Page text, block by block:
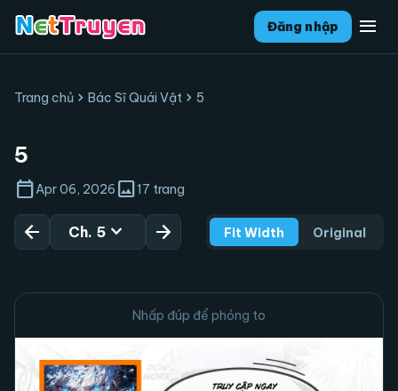
Đăng nhập menu
Trang chủ chevron_right Bác Sĩ Quái Vật chevron_right 5
5
calendar_todayApr 06, 2026 image17 trang
arrow_back Ch. 5 expand_more arrow_forward Fit Width Original
Nhấp đúp để phóng to